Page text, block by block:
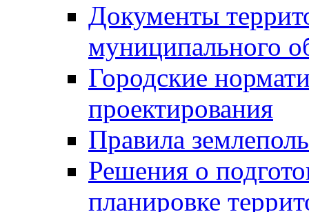
Документы
муниципального
Городские
проектирования
Правила
Решения о
планировке